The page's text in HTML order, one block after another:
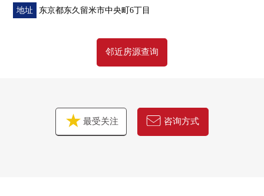
地址 东京都东久留米市中央町6丁目
邻近房源查询
最受关注 咨询方式